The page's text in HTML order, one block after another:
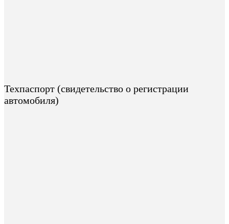
Техпаспорт (свидетельство о регистрации
автомобиля)